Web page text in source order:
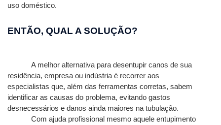
uso doméstico.
ENTÃO, QUAL A SOLUÇÃO?
A melhor alternativa para desentupir canos de sua
residência, empresa ou indústria é recorrer aos
especialistas que, além das ferramentas corretas, sabem
identificar as causas do problema, evitando gastos
desnecessários e danos ainda maiores na tubulação.
Com ajuda profissional mesmo aquele entupimento